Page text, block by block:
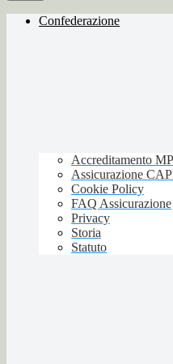
Confederazione
Accreditamento
Assicurazione
Cookie Policy
FAQ Assicurazione
Privacy
Storia
Statuto